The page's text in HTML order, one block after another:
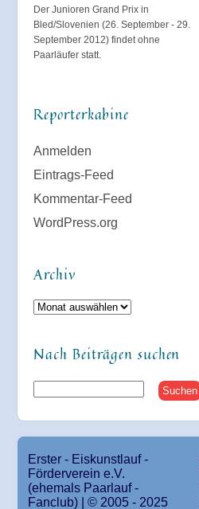
Der Junioren Grand Prix in
Bled/Slovenien (26. September - 29.
September 2012) findet ohne
Paarläufer statt.
Reporterkabine
Anmelden
Eintrags-Feed
Kommentar-Feed
WordPress.org
Archiv
Archiv
Nach Beiträgen suchen
Erster - Eiskunstlauf -
Förderverein e.V.
(ehemals Paarlauf -
Fanclub) | © 2005 - 2025